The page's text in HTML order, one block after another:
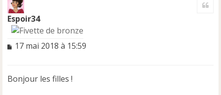
Espoir34
M
a
17 mai 2018 à 15:59
Bonjour les filles !